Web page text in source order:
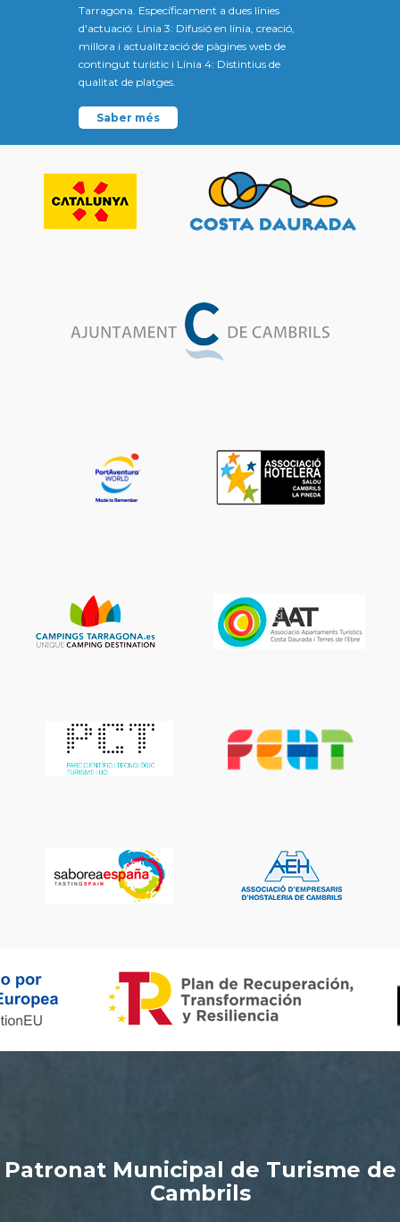
Tarragona. Específicament a dues línies
d'actuació: Línia 3: Difusió en línia, creació,
millora i actualització de pàgines web de
contingut turístic i Línia 4: Distintius de
qualitat de platges.
Saber més
Patronat Municipal de Turisme de
Cambrils